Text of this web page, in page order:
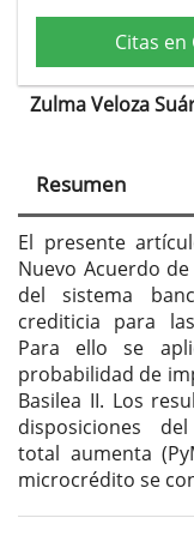
Citas
principal
del
artículo
Zulma Veloza
Resumen
El presente
Nuevo Acuerdo
del sistema
crediticia para
Para ello se
probabilidad de
Basilea II. Los
disposiciones
total aumenta
microcrédito se